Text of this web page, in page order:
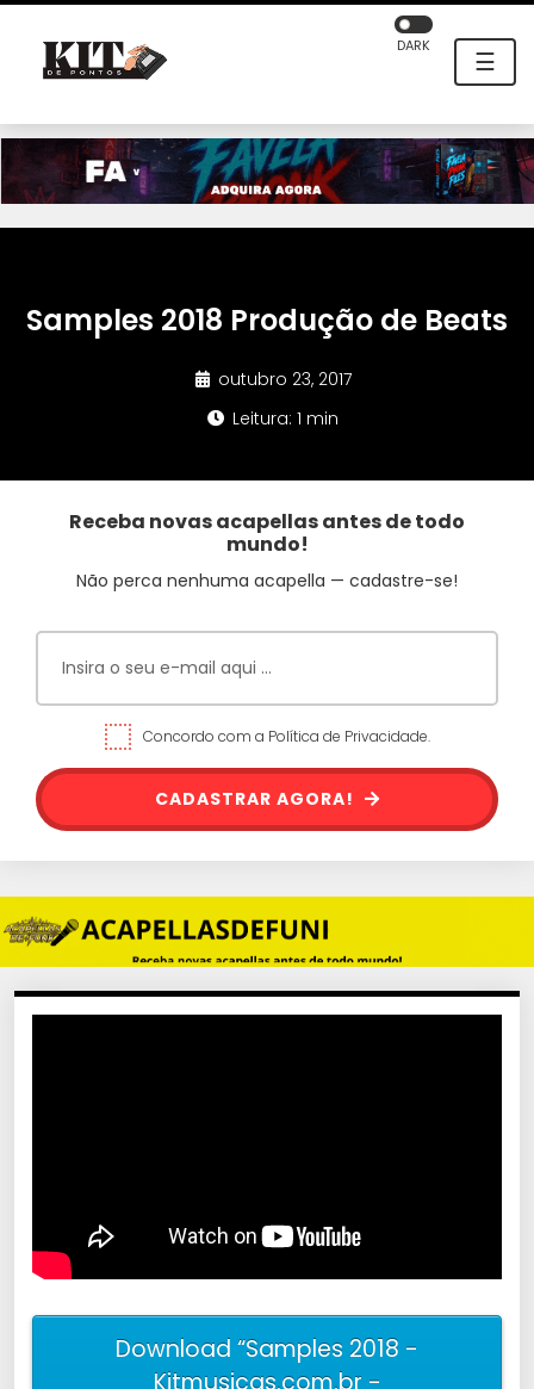
☰
DARK
Samples 2018 Produção de Beats
outubro 23, 2017
Leitura: 1 min
Receba novas acapellas antes de todo
mundo!
Não perca nenhuma acapella — cadastre-se!
Concordo com a Política de Privacidade.
CADASTRAR AGORA!
Download “Samples 2018 -